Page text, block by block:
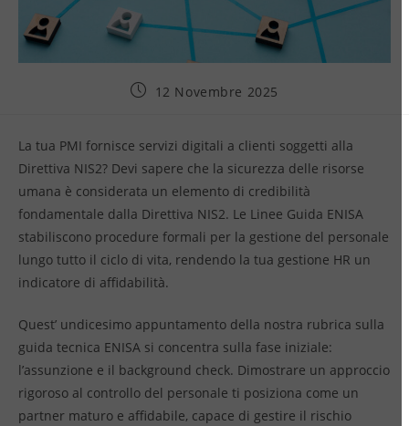
12 Novembre 2025
La tua PMI fornisce servizi digitali a clienti soggetti alla
Direttiva NIS2? Devi sapere che la sicurezza delle risorse
umana è considerata un elemento di credibilità
fondamentale dalla Direttiva NIS2. Le Linee Guida ENISA
stabiliscono procedure formali per la gestione del personale
lungo tutto il ciclo di vita, rendendo la tua gestione HR un
indicatore di affidabilità.
Quest’ undicesimo appuntamento della nostra rubrica sulla
guida tecnica ENISA si concentra sulla fase iniziale:
l’assunzione e il background check. Dimostrare un approccio
rigoroso al controllo del personale ti posiziona come un
partner maturo e affidabile, capace di gestire il rischio